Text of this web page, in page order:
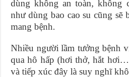
dùng không an toàn, không
như dùng bao cao su cũng sẽ
mang bệnh.
Nhiều người lầm tưởng bệnh
qua hô hấp (hơi thở, hắt
và tiếp xúc đây là suy nghĩ